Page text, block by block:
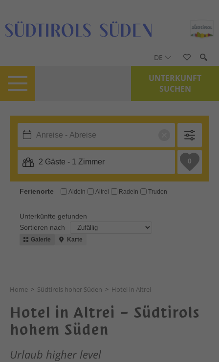
DE
UNTERKUNFT
SUCHEN
Home > Südtirols hoher Süden > Hotel in Altrei
Hotel in Altrei – Südtirols
hohem Süden
Urlaub higher level